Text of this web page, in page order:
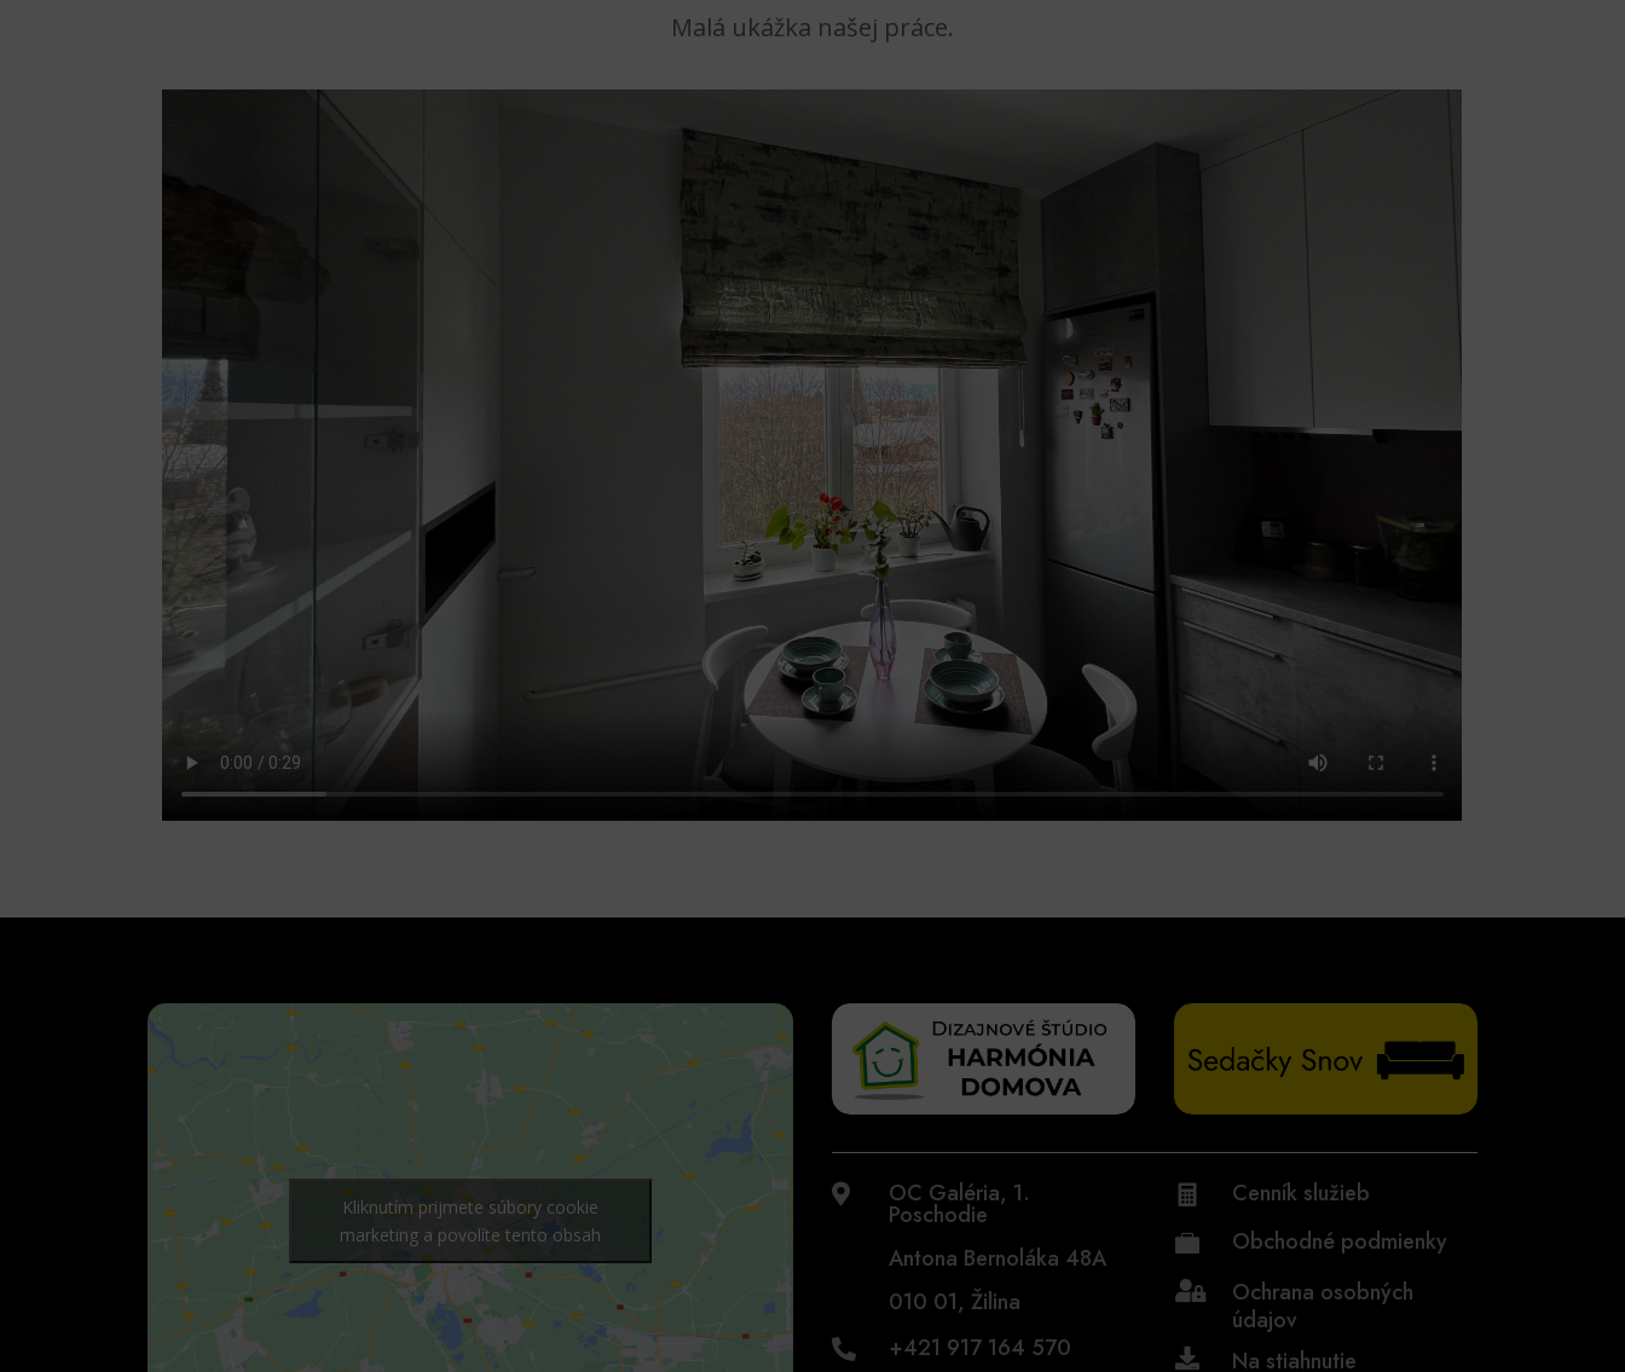
Malá ukážka našej práce.
Kliknutím prijmete súbory cookie
marketing a povolíte tento obsah
 OC Galéria, 1.
Poschodie
Antona Bernoláka 48A
010 01, Žilina
 +421 917 164 570
 Cenník služieb
 Obchodné podmienky

Ochrana osobných
údajov
 Na stiahnutie